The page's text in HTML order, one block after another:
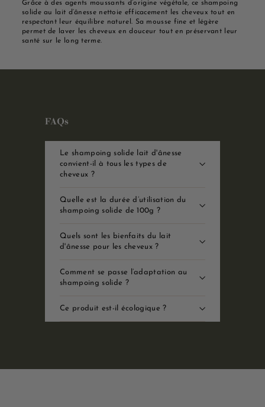
Grâce à des agents moussants d’origine végétale, ce shampoing
solide au lait d’ânesse nettoie efficacement les cheveux tout en
respectant leur équilibre naturel. Sa mousse fine et légère
permet de laver les cheveux en douceur tout en préservant leur
santé sur le long terme.
FAQs
Le shampoing solide lait d'ânesse
convient-il à tous les types de
cheveux ?
Quelle est la durée d’utilisation du
shampoing solide de 100g ?
Quels sont les bienfaits du lait
d'ânesse pour les cheveux ?
Comment se passe l’adaptation au
shampoing solide ?
Ce produit est-il écologique ?